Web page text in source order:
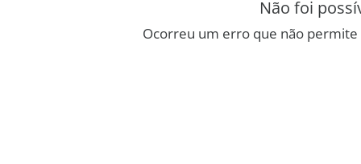
Não foi
Ocorreu um erro que não